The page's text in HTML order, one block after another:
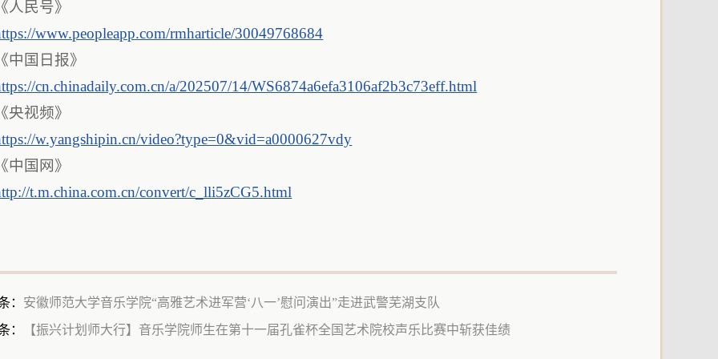
《人民号》
www.peopleapp.com/rmharticle/30049768684
《中国日报》
cn.chinadaily.com.cn/a/202507/14/WS6874a6efa3106af2b3c73eff.html
《央视频》
w.yangshipin.cn/video?type=0&vid=a0000627vdy
《中国网》
t.m.china.com.cn/convert/c_lli5zCG5.html
： 安徽师范大学音乐学院“高雅艺术进军营‘八一’慰问演出”走进武警芜湖支队
：
【振兴计划师大行】音乐学院师生在第十一届孔雀杯全国艺术院校声乐比赛中斩获佳绩